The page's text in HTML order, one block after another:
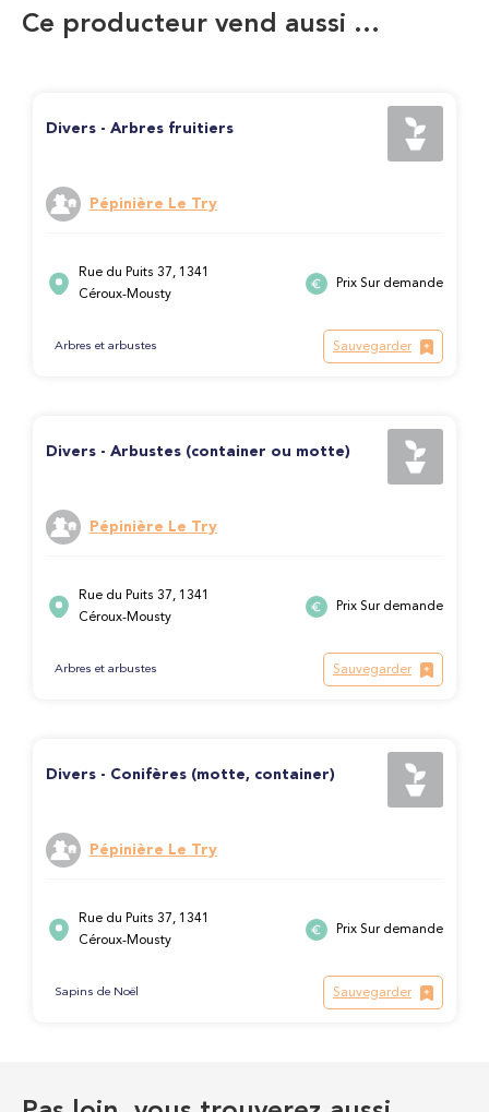
Ce producteur vend aussi …
Divers - Arbres fruitiers
Pépinière Le Try
Rue du Puits 37, 1341
Céroux-Mousty
Prix Sur demande
Arbres et arbustes Sauvegarder
Divers - Arbustes (container ou motte)
Pépinière Le Try
Rue du Puits 37, 1341
Céroux-Mousty
Prix Sur demande
Arbres et arbustes Sauvegarder
Divers - Conifères (motte, container)
Pépinière Le Try
Rue du Puits 37, 1341
Céroux-Mousty
Prix Sur demande
Sapins de Noël Sauvegarder